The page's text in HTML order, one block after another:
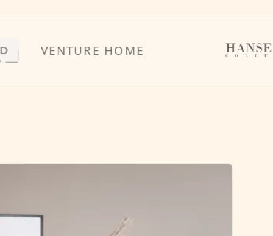
HOME